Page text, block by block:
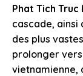
Phat Tich Truc
cascade, ainsi
des plus
prolonger vers
vietnamienne,